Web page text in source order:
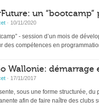
un
· 10/11/2020
- session d’un mois de
des compétences en
Wallonie: démarrage
· 17/11/2017
sous une forme structurée,
afin de faire naître des clubs